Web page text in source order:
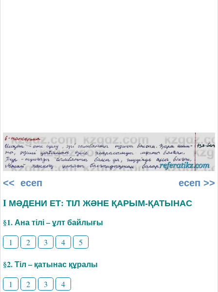
<< есеп есеп >>
I МӘДЕНИ ЕТ: ТІЛ ЖӘНЕ ҚАРЫМ-ҚАТЫНАС
§1. Ана тілі – ұлт байлығы
1 2 3 4 5
§2. Тіл – қатынас құралы
1 2 3 4